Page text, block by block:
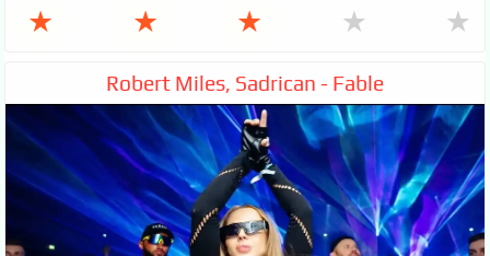
★ ★ ★ ★ ★
Robert Miles, Sadrican - Fable